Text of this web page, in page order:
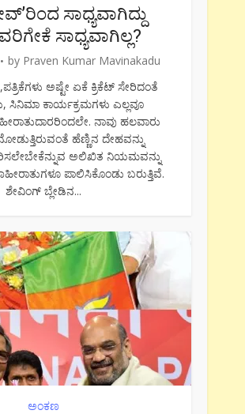
ಸಾಧ್ಯವಾಗಿದ್ದು
ಸಾಧ್ಯವಾಗಿಲ್ಲ?
by Praven Kumar Mavinakadu
ಅಷ್ಟೇ ಏಕೆ ಕ್ರಿಕೆಟ್ ಸೇರಿದಂತೆ
ಸಿನಿಮಾ ಕಾರ್ಯಕ್ರಮಗಳು ಎಲ್ಲವೂ
ನಾವು ಹಲವಾರು
ಹೆಣ್ಣಿನ ದೇಹವನ್ನು
ಅಲಿಖಿತ ನಿಯಮವನ್ನು
ಪಾಲಿಸಿಕೊಂಡು ಬರುತ್ತಿವೆ.
ಶೇವಿಂಗ್ ಬ್ಲೇಡಿನ...
ಅಂಕಣ